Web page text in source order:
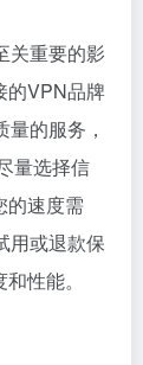
关重要的影
的VPN品牌
的服务，
量选择信
的速度需
用或退款保
性能。